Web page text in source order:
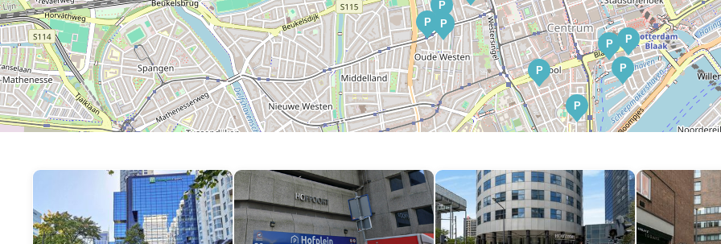
P
P
P
P
P
P
P
P
P
P
P